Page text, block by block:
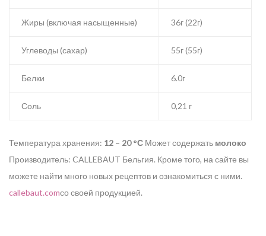
Жиры (включая насыщенные) 36г (22г)
Углеводы (сахар) 55г (55г)
Белки 6.0г
Соль 0,21 г
Температура хранения: 12 – 20 °С Может содержать молоко
Производитель: CALLEBAUT Бельгия. Кроме того, на сайте вы
можете найти много новых рецептов и ознакомиться с ними.
callebaut.comсо своей продукцией.